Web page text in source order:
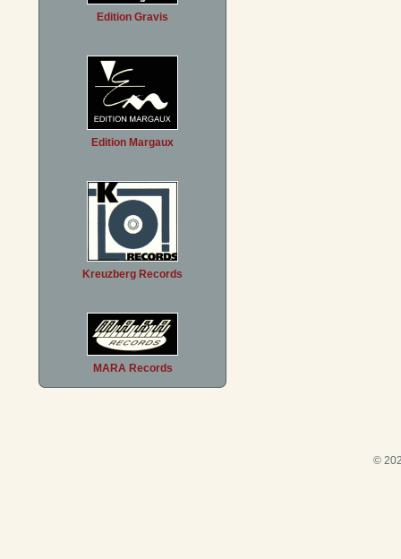
Edition Gravis
Edition Margaux
Kreuzberg Records
MARA Records
©